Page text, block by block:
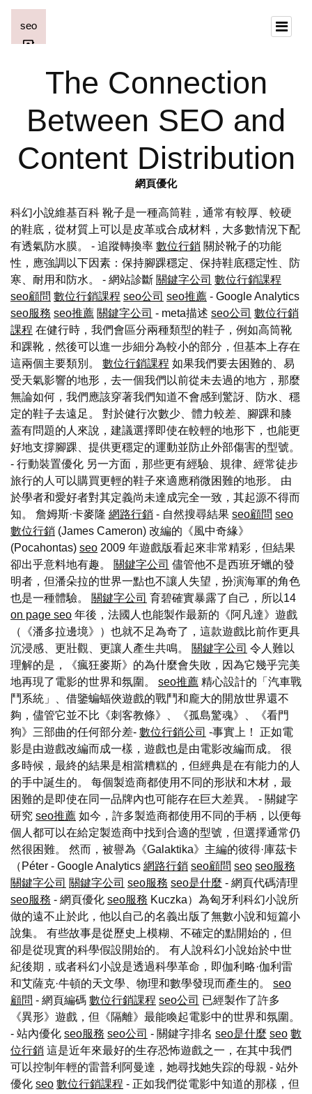
The Connection
Between SEO and
Content Distribution
網頁優化
科幻小說維基百科 靴子是一種高筒鞋，通常有較厚、較硬
的鞋底，從材質上可以是皮革或合成材料，大多數情況下配
有透氣防水膜。 - 追蹤轉換率 數位行銷 關於靴子的功能
性，應強調以下因素：保持腳踝穩定、保持鞋底穩定性、防
寒、耐用和防水。 - 網站診斷 關鍵字公司 數位行銷課程
seo顧問 數位行銷課程 seo公司 seo推薦 - Google Analytics
seo服務 seo推薦 關鍵字公司 - meta描述 seo公司 數位行銷
課程 在健行時，我們會區分兩種類型的鞋子，例如高筒靴
和踝靴，然後可以進一步細分為較小的部分，但基本上存在
這兩個主要類別。 數位行銷課程 如果我們要去困難的、易
受天氣影響的地形，去一個我們以前從未去過的地方，那麼
無論如何，我們應該穿著我們知道不會感到驚訝、防水、穩
定的鞋子去遠足。 對於健行次數少、體力較差、腳踝和膝
蓋有問題的人來說，建議選擇即使在較輕的地形下，也能更
好地支撐腳踝、提供更穩定的運動並防止外部傷害的型號。
- 行動裝置優化 另一方面，那些更有經驗、規律、經常徒步
旅行的人可以購買更輕的鞋子來適應稍微困難的地形。 由
於學者和愛好者對其定義尚未達成完全一致，其起源不得而
知。 詹姆斯·卡麥隆 網路行銷 - 自然搜尋結果 seo顧問 seo
數位行銷 (James Cameron) 改編的《風中奇緣》
(Pocahontas) seo 2009 年遊戲版看起來非常精彩，但結果
卻出乎意料地有趣。 關鍵字公司 儘管他不是西班牙蠟的發
明者，但潘朵拉的世界一點也不讓人失望，扮演海軍的角色
也是一種體驗。 關鍵字公司 育碧確實暴露了自己，所以14
on page seo 年後，法國人也能製作最新的《阿凡達》遊戲
（《潘多拉邊境》）也就不足為奇了，這款遊戲比前作更具
沉浸感、更壯觀、更讓人產生共鳴。 關鍵字公司 令人難以
理解的是，《瘋狂麥斯》的為什麼會失敗，因為它幾乎完美
地再現了電影的世界和氛圍。 seo推薦 精心設計的「汽車戰
鬥系統」、借鑒蝙蝠俠遊戲的戰鬥和龐大的開放世界還不
夠，儘管它並不比《刺客教條》、《孤島驚魂》、《看門
狗》三部曲的任何部分差- 數位行銷公司 -事實上！ 正如電
影是由遊戲改編而成一樣，遊戲也是由電影改編而成。 很
多時候，最終的結果是相當糟糕的，但經典是在有能力的人
的手中誕生的。 每個製造商都使用不同的形狀和木材，最
困難的是即使在同一品牌內也可能存在巨大差異。 - 關鍵字
研究 seo推薦 如今，許多製造商都使用不同的手柄，以便每
個人都可以在給定製造商中找到合適的型號，但選擇通常仍
然很困難。 然而，被譽為《Galaktika》主編的彼得·庫茲卡
（Péter - Google Analytics 網路行銷 seo顧問 seo seo服務
關鍵字公司 關鍵字公司 seo服務 seo是什麼 - 網頁代碼清理
seo服務 - 網頁優化 seo服務 Kuczka）為匈牙利科幻小說所
做的遠不止於此，他以自己的名義出版了無數小說和短篇小
說集。 有些故事是從歷史上模糊、不確定的點開始的，但
卻是從現實的科學假設開始的。 有人說科幻小說始於中世
紀後期，或者科幻小說是透過科學革命，即伽利略·伽利雷
和艾薩克·牛頓的天文學、物理和數學發現而產生的。 seo
顧問 - 網頁編碼 數位行銷課程 seo公司 已經製作了許多
《異形》遊戲，但《隔離》最能喚起電影中的世界和氛圍。
- 站內優化 seo服務 seo公司 - 關鍵字排名 seo是什麼 seo 數
位行銷 這是近年來最好的生存恐怖遊戲之一，在其中我們
可以控制年輕的雷普利阿曼達，她尋找她失踪的母親 - 站外
優化 seo 數位行銷課程 - 正如我們從電影中知道的那樣，但